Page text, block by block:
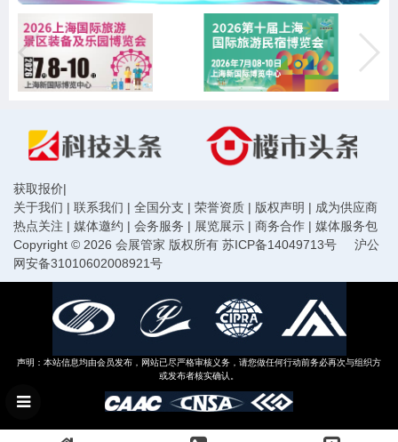
获取报价|
关于我们 | 联系我们 | 全国分支 | 荣誉资质 | 版权声明 | 成为供应商
热点关注 | 媒体邀约 | 会务服务 | 展览展示 | 商务合作 | 媒体服务包
Copyright © 2026 会展管家 版权所有 苏ICP备14049713号
沪公
网安备31010602008921号
声明：本站信息均由会员发布，网站已尽严格审核义务，请您做任何行动前务必再次与组织方
或发布者核实确认。